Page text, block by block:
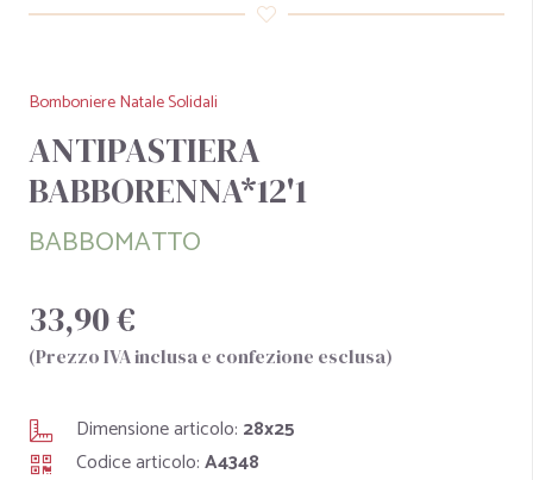
Bomboniere Natale Solidali
ANTIPASTIERA
BABBORENNA*12'1
BABBOMATTO
33,90 €
(Prezzo IVA inclusa e confezione esclusa)
Dimensione articolo: 28x25
Codice articolo:A4348